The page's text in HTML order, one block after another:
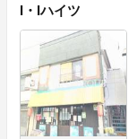
I・Iハイツ